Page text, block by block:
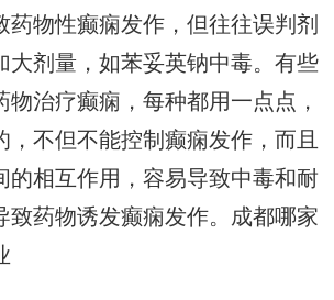
药物性癫痫发作，但往往误判剂
大剂量，如苯妥英钠中毒。有些
物治疗癫痫，每种都用一点点，
，不但不能控制癫痫发作，而且
的相互作用，容易导致中毒和耐
药物诱发癫痫发作。 成都哪家